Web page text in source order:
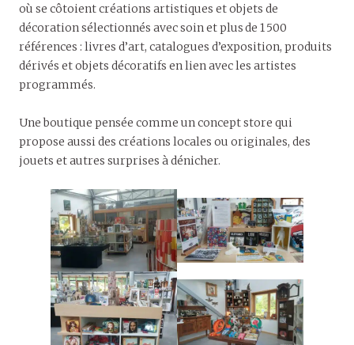
où se côtoient créations artistiques et objets de
décoration sélectionnés avec soin et plus de 1 500
références : livres d’art, catalogues d’exposition, produits
dérivés et objets décoratifs en lien avec les artistes
programmés.
Une boutique pensée comme un concept store qui
propose aussi des créations locales ou originales, des
jouets et autres surprises à dénicher.